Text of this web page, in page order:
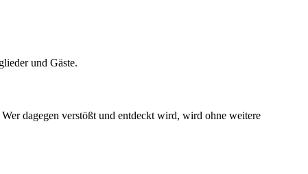
und Gäste.
dagegen verstößt und entdeckt wird, wird ohne weitere